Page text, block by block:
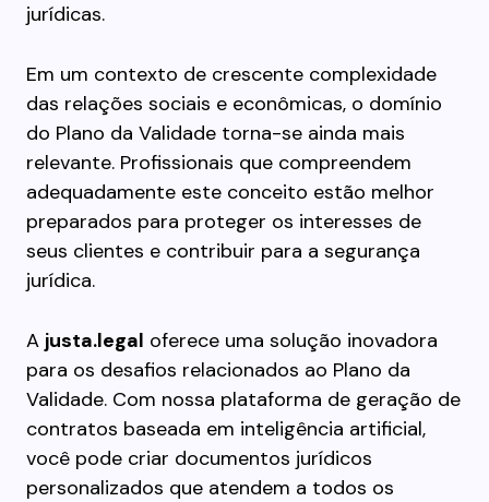
jurídicas.
Em um contexto de crescente complexidade
das relações sociais e econômicas, o domínio
do Plano da Validade torna-se ainda mais
relevante. Profissionais que compreendem
adequadamente este conceito estão melhor
preparados para proteger os interesses de
seus clientes e contribuir para a segurança
jurídica.
A justa.legal oferece uma solução inovadora
para os desafios relacionados ao Plano da
Validade. Com nossa plataforma de geração de
contratos baseada em inteligência artificial,
você pode criar documentos jurídicos
personalizados que atendem a todos os